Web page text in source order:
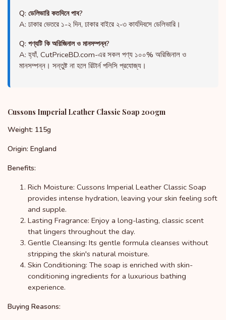
Q: ডেলিভারি কতদিনে পাব?
A: ঢাকার ভেতরে ১-২ দিন, ঢাকার বাইরে ২-৩ কার্যদিবসে ডেলিভারি।
Q: পণ্যটি কি অরিজিনাল ও মানসম্পন্ন?
A: হ্যাঁ, CutPriceBD.com-এর সকল পণ্য ১০০% অরিজিনাল ও
মানসম্পন্ন। সন্তুষ্ট না হলে রিটার্ন পলিসি প্রযোজ্য।
Cussons Imperial Leather Classic Soap 200gm
Weight: 115g
Origin: England
Benefits:
Rich Moisture: Cussons Imperial Leather Classic Soap
provides intense hydration, leaving your skin feeling soft
and supple.
Lasting Fragrance: Enjoy a long-lasting, classic scent
that lingers throughout the day.
Gentle Cleansing: Its gentle formula cleanses without
stripping the skin's natural moisture.
Skin Conditioning: The soap is enriched with skin-
conditioning ingredients for a luxurious bathing
experience.
Buying Reasons: